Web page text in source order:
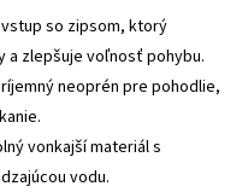
so zipsom, ktorý
a zlepšuje voľnosť pohybu.
neoprén pre pohodlie,
vonkajší materiál s
vodu.